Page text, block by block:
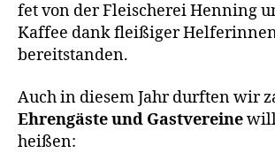
fet von der Flei­sche­rei Hen­ning
Kaf­fee dank flei­ßi­ger
bereitstanden.
Auch in die­sem Jahr durf­ten wir
Ehren­gäs­te und Gast­ver­ei­ne
heißen: